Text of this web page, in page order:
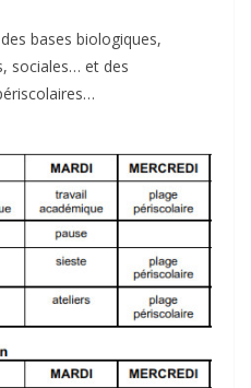
bases biologiques,
sociales… et des